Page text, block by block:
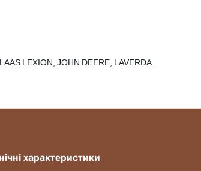
LEXION, JOHN DEERE, LAVERDA.
характеристики